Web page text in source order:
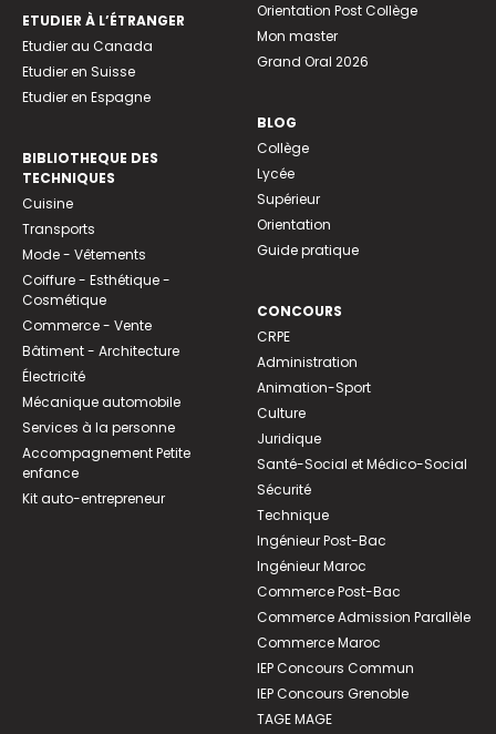
ETUDIER À L’ÉTRANGER
Etudier au Canada
Etudier en Suisse
Etudier en Espagne
BIBLIOTHEQUE DES
TECHNIQUES
Cuisine
Transports
Mode - Vêtements
Coiffure - Esthétique -
Cosmétique
Commerce - Vente
Bâtiment - Architecture
Électricité
Mécanique automobile
Services à la personne
Accompagnement Petite
enfance
Kit auto-entrepreneur
Orientation Post Collège
Mon master
Grand Oral 2026
BLOG
Collège
Lycée
Supérieur
Orientation
Guide pratique
CONCOURS
CRPE
Administration
Animation-Sport
Culture
Juridique
Santé-Social et Médico-Social
Sécurité
Technique
Ingénieur Post-Bac
Ingénieur Maroc
Commerce Post-Bac
Commerce Admission Parallèle
Commerce Maroc
IEP Concours Commun
IEP Concours Grenoble
TAGE MAGE